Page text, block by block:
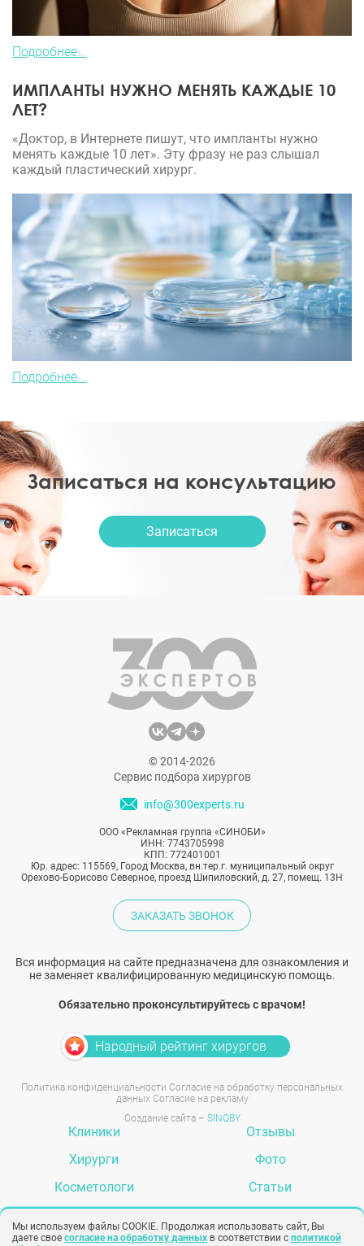
Подробнее...
ИМПЛАНТЫ НУЖНО МЕНЯТЬ КАЖДЫЕ 10
ЛЕТ?
«Доктор, в Интернете пишут, что импланты нужно
менять каждые 10 лет». Эту фразу не раз слышал
каждый пластический хирург.
Подробнее...
Записаться на консультацию
Записаться
© 2014-2026
Сервис подбора хирургов
info@300experts.ru
ООО «Рекламная группа «СИНОБИ»
ИНН: 7743705998
КПП: 772401001
Юр. адрес: 115569, Город Москва, вн.тер.г. муниципальный округ
Орехово-Борисово Северное, проезд Шипиловский, д. 27, помещ. 13Н
ЗАКАЗАТЬ ЗВОНОК
Вся информация на сайте предназначена для ознакомления и
не заменяет квалифицированную медицинскую помощь.
Обязательно проконсультируйтесь с врачом!
Народный рейтинг хирургов
Политика конфиденциальности Согласие на обработку персональных
данных Согласие на рекламу
Создание сайта – SINOBY
Клиники
Хирурги
Косметологи
Отзывы
Фото
Статьи
Мы используем файлы COOKIE. Продолжая использовать сайт, Вы
даете свое согласие на обработку данных в соответствии с политикой